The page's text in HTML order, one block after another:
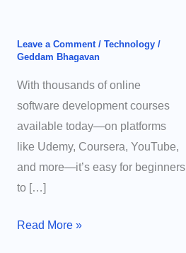
Leave a Comment / Technology /
Geddam Bhagavan
With thousands of online
software development courses
available today—on platforms
like Udemy, Coursera, YouTube,
and more—it’s easy for beginners
to […]
How
Read More »